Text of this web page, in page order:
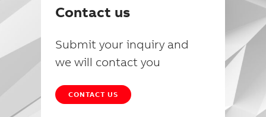
Contact us
Submit your inquiry and
we will contact you
CONTACT US